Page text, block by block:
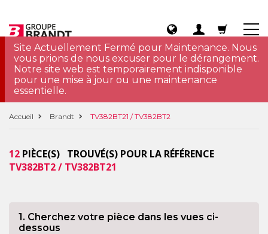
Site Actuellement Fermé pour Maintenance. Nous
vous prions de nous excuser pour le dérangement.
Notre site web est temporairement indisponible
pour une mise à jour ou une maintenance
essentielle.
Accueil Brandt TV382BT21 / TV382BT2
12 PIÈCE(S) TROUVÉ(S) POUR LA RÉFÉRENCE
TV382BT2 / TV382BT21
1. Cherchez votre pièce dans les vues ci-
dessous